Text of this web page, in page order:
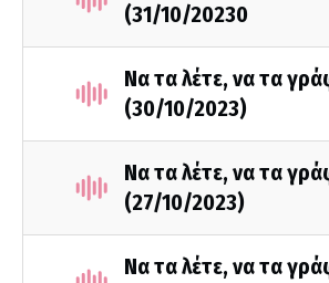
(31/10/20230
Να τα λέτε, να τα
(30/10/2023)
Να τα λέτε, να τα
(27/10/2023)
Να τα λέτε, να τα